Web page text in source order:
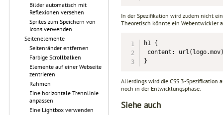
Bilder automatisch mit
Reflexionen versehen
Sprites zum Speichern von
Icons verwenden
Seitenelemente
Seitenränder entfernen
Farbige Scrollbalken
Elemente auf einer Webseite
zentrieren
Rahmen
Eine horizontale Trennlinie
anpassen
Eine Lightbox verwenden
In der Spezifikation wird zudem nicht
Theoretisch könnte ein Webentwickler
h1 {
content:
}
Allerdings wird die CSS 3-Spezifikation
noch in der Entwicklungsphase.
Siehe auch